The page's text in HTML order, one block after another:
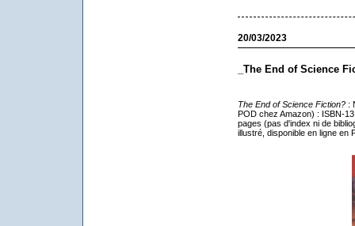
20/03/2023
_The End of Science
The End of Science Fiction? :
POD chez Amazon) : ISBN-
pages (pas d'index ni de
illustré, disponible en ligne en